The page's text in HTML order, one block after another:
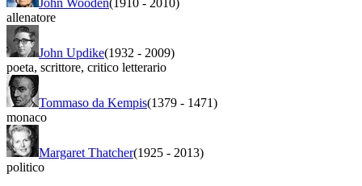
allenatore
John Updike(1932 - 2009)
poeta, scrittore, critico letterario
Tommaso da Kempis(1379 - 1471)
monaco
Margaret Thatcher(1925 - 2013)
politico